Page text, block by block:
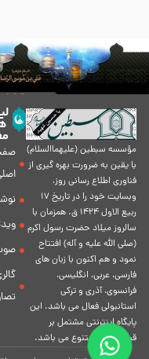
مؤسسه سبطين (عليهماالسلام)
با يقين به ضرورت بهره گیرى از
فناورى اطلاع رسانى روز،
وبسایت خود را در تاريخ 17
ربيع الاول 1424 ق. همزمان با
سالروز ميلاد حضرت رسول اكرم
(صلی الله علیه و آله) افتتاح
نمود و هم اكنون با زبان های
فارسی، عربى، انگلیسی،
فرانسوی، آذری و ترکی
استانبولی فعال مى باشد. اين
پايگاه اينترنتى مشتمل بر
قسمت هاى متنوع مى باشد.